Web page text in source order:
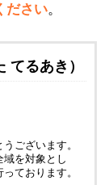
ださい。
るあき）
ございます。
域を対象とし
ております。